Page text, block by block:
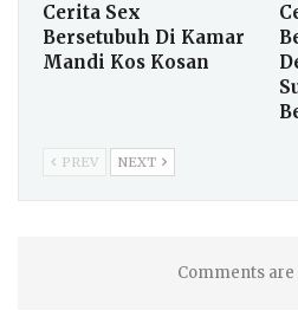
Cerita Sex
Bersetubuh Di Kamar
Mandi Kos Kosan
PREV NEXT
Comments are